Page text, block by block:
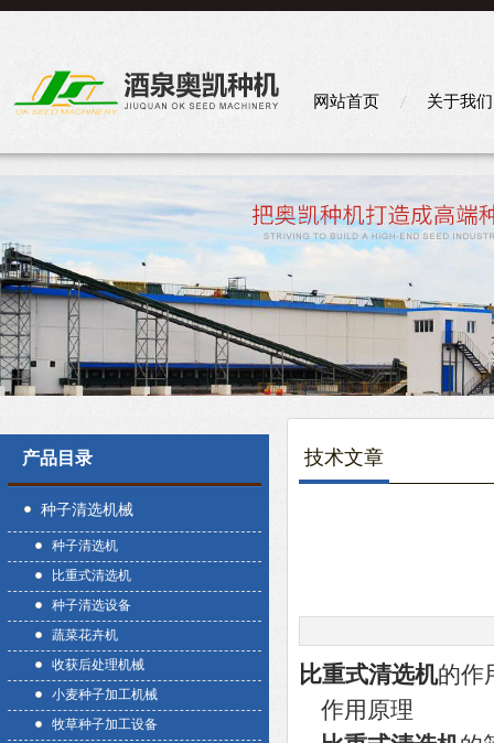
网站首页 关于我们
产品目录
种子清选机械
种子清选机
比重式清选机
种子清选设备
蔬菜花卉机
收获后处理机械
小麦种子加工机械
牧草种子加工设备
技术文章
比重式清选机的作
作用原理